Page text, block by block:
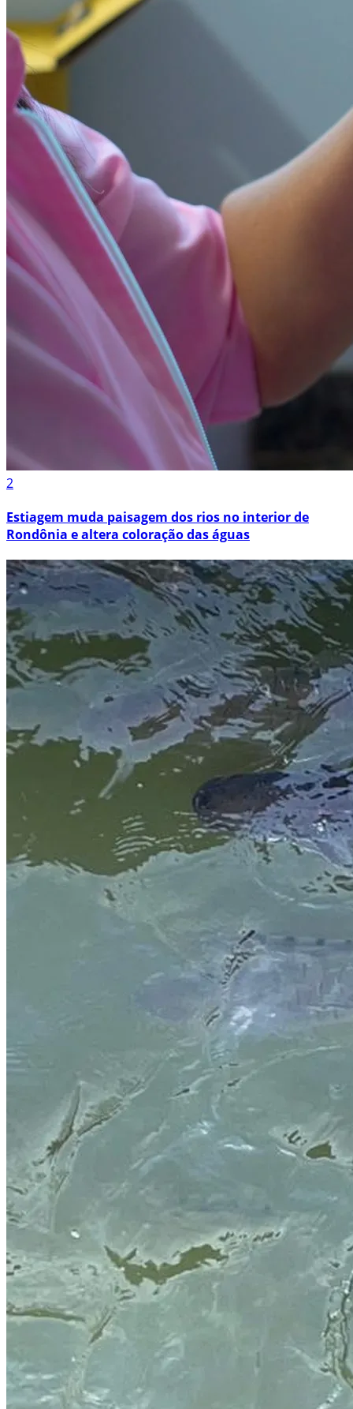
2
Estiagem muda paisagem dos rios no interior de
Rondônia e altera coloração das águas